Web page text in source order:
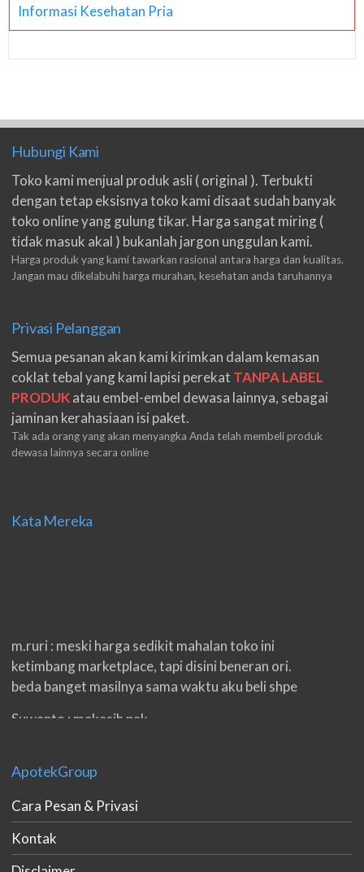
Informasi Kesehatan Pria
Hubungi Kami
Toko kami menjual produk asli ( original ). Terbukti
dengan tetap eksisnya toko kami disaat sudah banyak
toko online yang gulung tikar. Harga sangat miring (
tidak masuk akal ) bukanlah jargon unggulan kami.
Harga produk yang kami tawarkan rasional antara harga dan kualitas.
Jangan mau dikelabuhi harga murahan, kesehatan anda taruhannya
Privasi Pelanggan
Semua pesanan akan kami kirimkan dalam kemasan
coklat tebal yang kami lapisi perekat TANPA LABEL
PRODUKatau embel-embel dewasa lainnya, sebagai
jaminan kerahasiaan isi paket.
Tak ada orang yang akan menyangka Anda telah membeli produk
dewasa lainnya secara online
Kata Mereka
m.ruri : meski harga sedikit mahalan toko ini
ketimbang marketplace, tapi disini beneran ori.
beda banget masilnya sama waktu aku beli shpe
Suwanto : makasih pak.
double. beneran sama sekali tidak ada nama
eko padang : ko brang udh sampek, kan bru 2 hri
gan. cpet bgt
ApotekGroup
Cara Pesan & Privasi
Kontak